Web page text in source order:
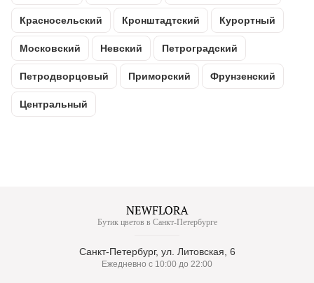
Красносельский Кронштадтский Курортный
Московский Невский Петроградский
Петродворцовый Приморский Фрунзенский
Центральный
Бутик цветов в Санкт-Петербурге
Санкт-Петербург, ул. Литовская, 6
Ежедневно с 10:00 до 22:00